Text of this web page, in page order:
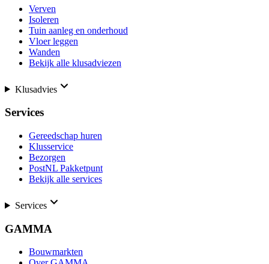
Verven
Isoleren
Tuin aanleg en onderhoud
Vloer leggen
Wanden
Bekijk alle klusadviezen
Klusadvies
Services
Gereedschap huren
Klusservice
Bezorgen
PostNL Pakketpunt
Bekijk alle services
Services
GAMMA
Bouwmarkten